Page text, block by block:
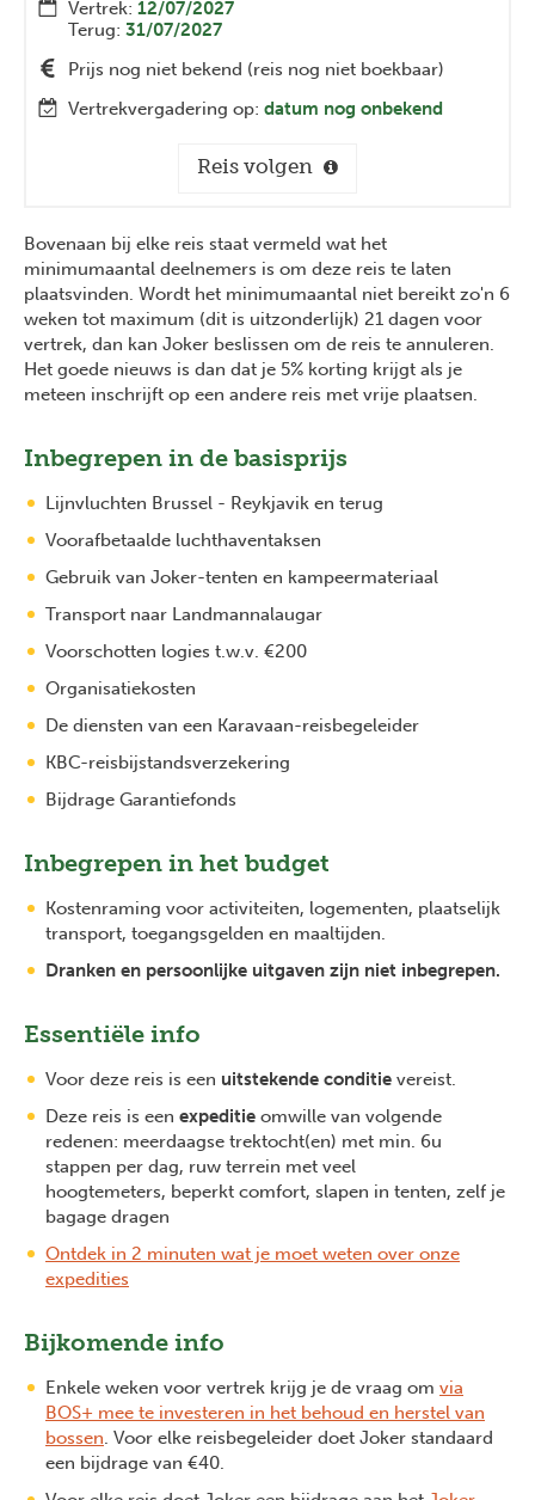
Vertrek: 12/07/2027
Terug: 31/07/2027
Prijs nog niet bekend (reis nog niet boekbaar)
Vertrekvergadering op: datum nog onbekend
Reis volgen
Bovenaan bij elke reis staat vermeld wat het
minimumaantal deelnemers is om deze reis te laten
plaatsvinden. Wordt het minimumaantal niet bereikt zo'n 6
weken tot maximum (dit is uitzonderlijk) 21 dagen voor
vertrek, dan kan Joker beslissen om de reis te annuleren.
Het goede nieuws is dan dat je 5% korting krijgt als je
meteen inschrijft op een andere reis met vrije plaatsen.
Inbegrepen in de basisprijs
Lijnvluchten Brussel - Reykjavik en terug
Voorafbetaalde luchthaventaksen
Gebruik van Joker-tenten en kampeermateriaal
Transport naar Landmannalaugar
Voorschotten logies t.w.v. €200
Organisatiekosten
De diensten van een Karavaan-reisbegeleider
KBC-reisbijstandsverzekering
Bijdrage Garantiefonds
Inbegrepen in het budget
Kostenraming voor activiteiten, logementen, plaatselijk
transport, toegangsgelden en maaltijden.
Dranken en persoonlijke uitgaven zijn niet inbegrepen.
Essentiële info
Voor deze reis is een uitstekende conditie vereist.
Deze reis is een expeditie omwille van volgende
redenen: meerdaagse trektocht(en) met min. 6u
stappen per dag, ruw terrein met veel
hoogtemeters, beperkt comfort, slapen in tenten, zelf je
bagage dragen
Ontdek in 2 minuten wat je moet weten over onze
expedities
Bijkomende info
Enkele weken voor vertrek krijg je de vraag om via
BOS+ mee te investeren in het behoud en herstel van
bossen . Voor elke reisbegeleider doet Joker standaard
een bijdrage van €40.